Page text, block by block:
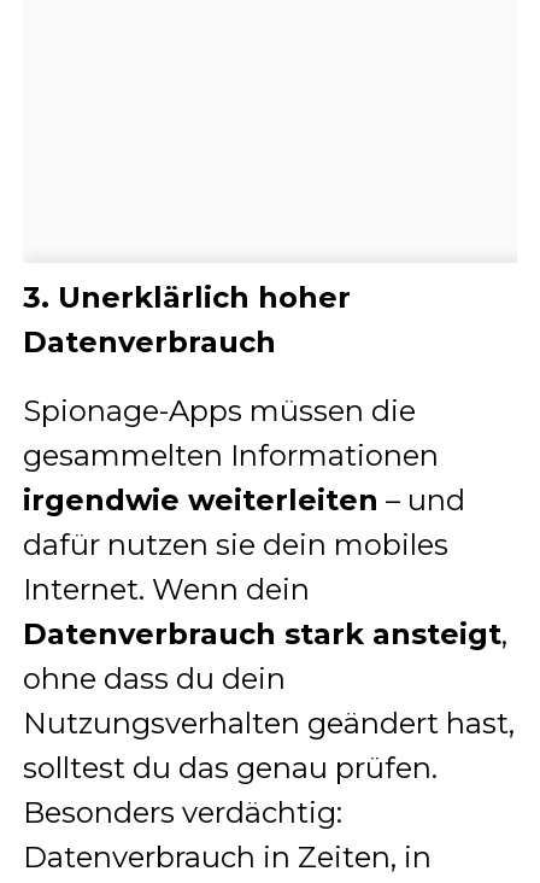
3. Unerklärlich hoher
Datenverbrauch
Spionage-Apps müssen die
gesammelten Informationen
irgendwie weiterleiten – und
dafür nutzen sie dein mobiles
Internet. Wenn dein
Datenverbrauch stark ansteigt,
ohne dass du dein
Nutzungsverhalten geändert hast,
solltest du das genau prüfen.
Besonders verdächtig:
Datenverbrauch in Zeiten, in